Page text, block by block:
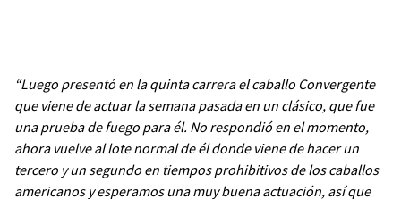
“Luego presentó en la quinta carrera el caballo Convergente
que viene de actuar la semana pasada en un clásico, que fue
una prueba de fuego para él. No respondió en el momento,
ahora vuelve al lote normal de él donde viene de hacer un
tercero y un segundo en tiempos prohibitivos de los caballos
americanos y esperamos una muy buena actuación, así que